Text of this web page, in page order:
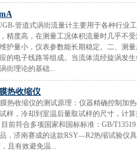
管道式涡街流量计主要用于各种行业
精度高，在测量工况体积流量时几乎不
护量小，仪表参数能长期稳定。二、测
的电子线路等组成。当流体流经旋涡发
街理论的基础...
热收缩仪
热收缩仪的测试原理：仪器精确控制加
样，冷却到室温后量取试样的尺寸，计
前符合多项国家和国标标准：GB/
，济南赛成的这款RSY—R2热缩试验仪
且有效避免温...